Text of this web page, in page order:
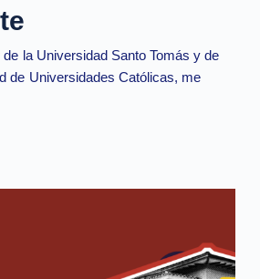
la Universidad Santo Tomás y de
de Universidades Católicas, me